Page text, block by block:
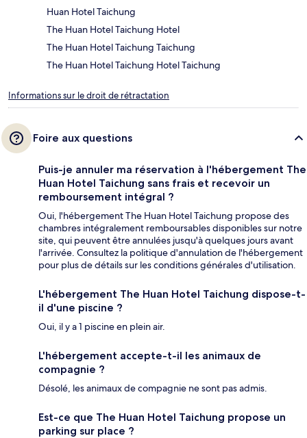
Huan Hotel Taichung
The Huan Hotel Taichung Hotel
The Huan Hotel Taichung Taichung
The Huan Hotel Taichung Hotel Taichung
Informations sur le droit de rétractation
Foire aux questions
Puis-je annuler ma réservation à l'hébergement The
Huan Hotel Taichung sans frais et recevoir un
remboursement intégral ?
Oui, l'hébergement The Huan Hotel Taichung propose des
chambres intégralement remboursables disponibles sur notre
site, qui peuvent être annulées jusqu'à quelques jours avant
l'arrivée. Consultez la politique d'annulation de l'hébergement
pour plus de détails sur les conditions générales d'utilisation.
L'hébergement The Huan Hotel Taichung dispose-t-
il d'une piscine ?
Oui, il y a 1 piscine en plein air.
L'hébergement accepte-t-il les animaux de
compagnie ?
Désolé, les animaux de compagnie ne sont pas admis.
Est-ce que The Huan Hotel Taichung propose un
parking sur place ?